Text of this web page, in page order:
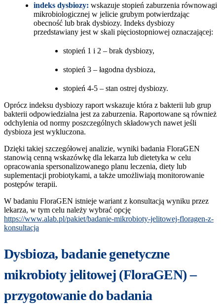
indeks dysbiozy: wskazuje stopień zaburzenia równowagi
mikrobiologicznej w jelicie grubym potwierdzając
obecność lub brak dysbiozy. Indeks dysbiozy
przedstawiany jest w skali pięciostopniowej oznaczającej:
stopień 1 i 2 – brak dysbiozy,
stopień 3 – łagodna dysbioza,
stopień 4-5 – stan ostrej dysbiozy.
Oprócz indeksu dysbiozy raport wskazuje która z bakterii lub grup
bakterii odpowiedzialna jest za zaburzenia. Raportowane są również
odchylenia od normy poszczególnych składowych nawet jeśli
dysbioza jest wykluczona.
Dzięki takiej szczegółowej analizie, wyniki badania FloraGEN
stanowią cenną wskazówkę dla lekarza lub dietetyka w celu
opracowania spersonalizowanego planu leczenia, diety lub
suplementacji probiotykami, a także umożliwiają monitorowanie
postępów terapii.
W badaniu FloraGEN istnieje wariant z konsultacją wyniku przez
lekarza, w tym celu należy wybrać opcję
https://www.alab.pl/pakiet/badanie-mikrobioty-jelitowej-floragen-z-
konsultacja
Dysbioza, badanie genetyczne
mikrobioty jelitowej (FloraGEN) –
przygotowanie do badania